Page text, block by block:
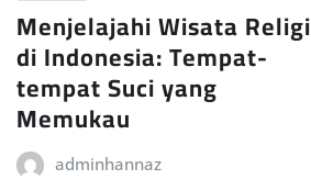
Menjelajahi Wisata Religi
di Indonesia: Tempat-
tempat Suci yang
Memukau
adminhannaz